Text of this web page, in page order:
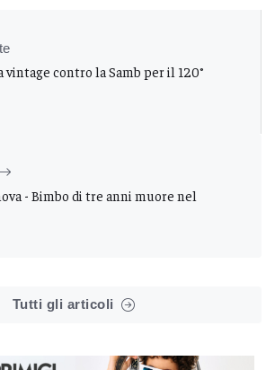
vintage contro la Samb per il 120°
- Bimbo di tre anni muore nel
Tutti gli articoli